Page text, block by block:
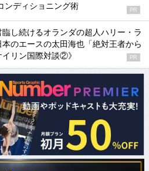
ンディショニング術 PR
し続けるオランダの超人ハリー・ラ
のエースの太田海也「絶対王者から
リン国際対談②》
PR